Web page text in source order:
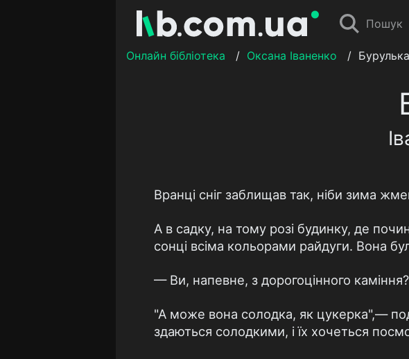
Пошук
Онлайн бібліотека / Оксана Іваненко / Бурулька
Вранці сніг заблищав так, ніби зима
А в садку, на тому розі будинку, де
сонці всіма кольорами райдуги. Вона
— Ви, напевне, з дорогоцінного
"А може вона солодка, як цукерка",—
здаються солодкими, і їх хочеться